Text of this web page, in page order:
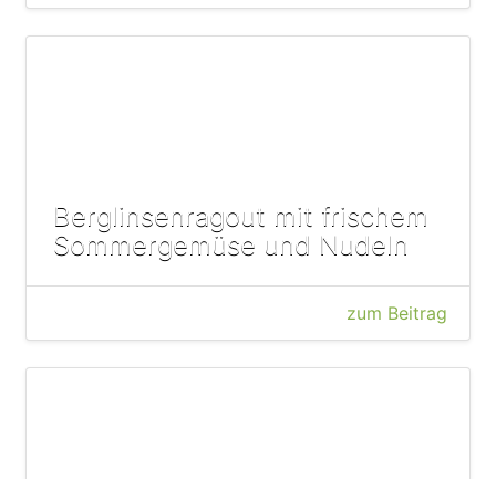
Berglinsenragout mit frischem
Sommergemüse und Nudeln
zum Beitrag